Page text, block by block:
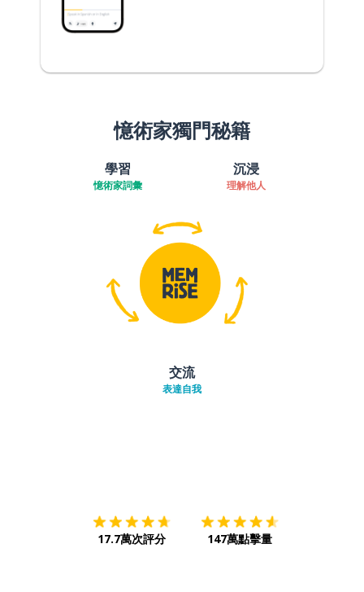
憶術家獨門秘籍
學習
憶術家詞彙
沉浸
理解他人
交流
表達自我
17.7萬次評分 147萬點擊量